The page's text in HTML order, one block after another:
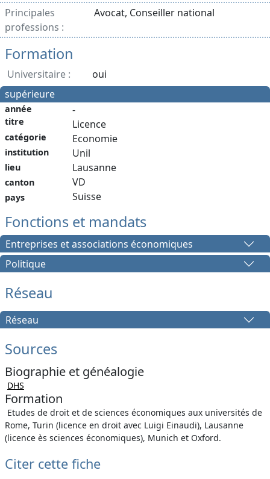
Principales
professions :
Avocat, Conseiller national
Formation
Universitaire :
oui
supérieure
année
titre
catégorie
institution
lieu
canton
pays
-
Licence
Economie
Unil
Lausanne
VD
Suisse
Fonctions et mandats
Entreprises et associations économiques
Politique
Réseau
Réseau
Sources
Biographie et généalogie
DHS
Formation
Etudes de droit et de sciences économiques aux universités de
Rome, Turin (licence en droit avec Luigi Einaudi), Lausanne
(licence ès sciences économiques), Munich et Oxford.
Citer cette fiche